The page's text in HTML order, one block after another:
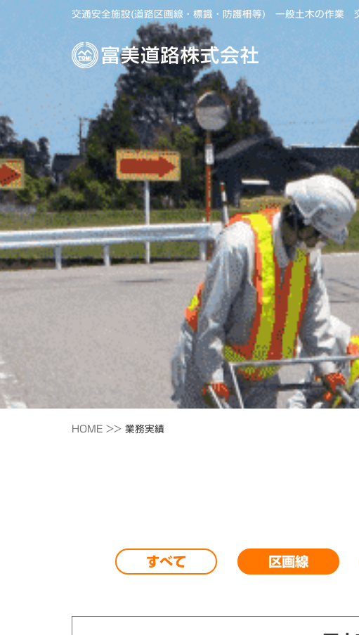
交通安全施設(道路区画線・標識・防護柵等) 一般土木の作業
HOME >> 業務実績
すべて 区画線